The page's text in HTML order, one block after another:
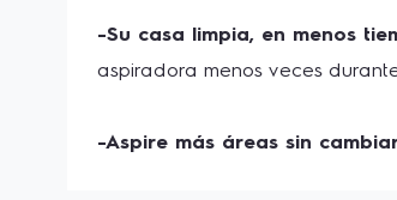
-Su casa limpia, en menos
aspiradora menos veces
-Aspire más áreas sin